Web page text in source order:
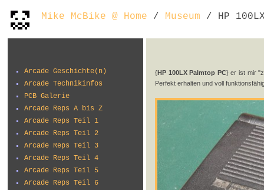
Mike McBike @ Home / Museum / HP
Arcade Geschichte(n)
Arcade Technikinfos
PCB Galerie
Arcade Reps A bis Z
Arcade Reps Teil 1
Arcade Reps Teil 2
Arcade Reps Teil 3
Arcade Reps Teil 4
Arcade Reps Teil 5
Arcade Reps Teil 6
{HP 100LX Palmtop PC} er ist mir
Perfekt erhalten und voll